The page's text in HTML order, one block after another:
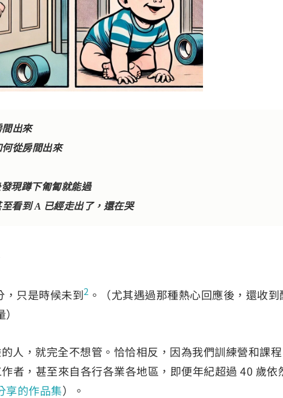
出來
從房間出來
現蹲下匍匐就能過
看到 A 已經走出了，還在哭
，只是時候未到2 。（尤其遇過那種熱心回應後，還收到
人，就完全不想管。恰恰相反，因為我們訓練營和課程
者，甚至來自各行各業各地區，即便年紀超過 40 歲依
享的作品集）。